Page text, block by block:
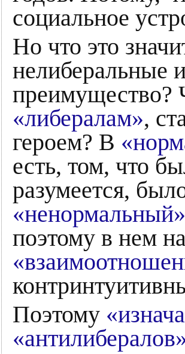
социальное
Но что это
нелиберальные
преимущество?
«либералам»,
героем? В
есть, том, что
разумеется,
«ненормальный»
поэтому в нем
Поэтому